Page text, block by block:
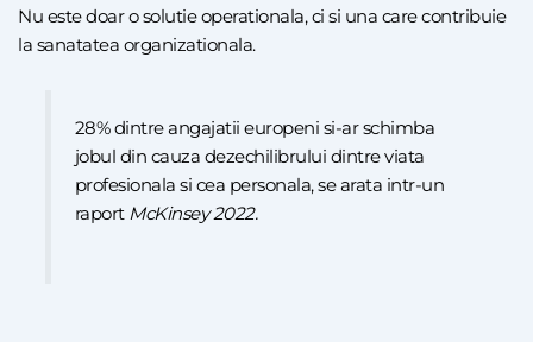
Nu este doar o solutie operationala, ci si una care contribuie
la sanatatea organizationala.
28% dintre angajatii europeni si-ar schimba
jobul din cauza dezechilibrului dintre viata
profesionala si cea personala, se arata intr-un
raport McKinsey 2022.